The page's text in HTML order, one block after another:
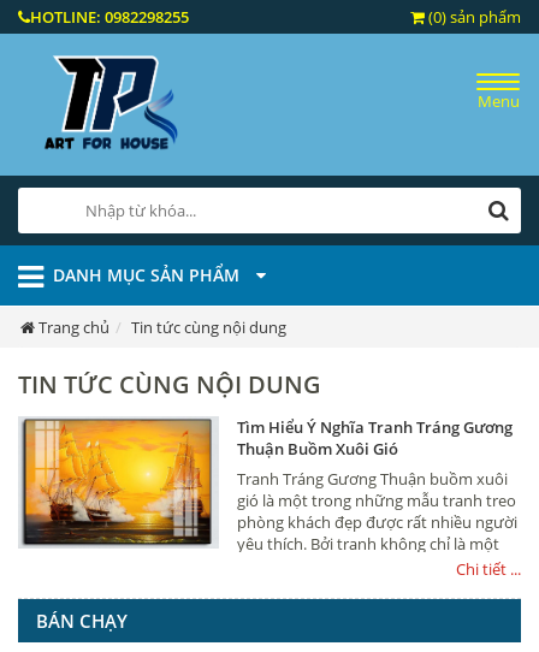
HOTLINE: 0982298255 (0) sản phẩm
Menu
DANH MỤC SẢN PHẨM
Trang chủ Tin tức cùng nội dung
TIN TỨC CÙNG NỘI DUNG
Tìm Hiểu Ý Nghĩa Tranh Tráng Gương
Thuận Buồm Xuôi Gió
Tranh Tráng Gương Thuận buồm xuôi
gió là một trong những mẫu tranh treo
phòng khách đẹp được rất nhiều người
yêu thích. Bởi tranh không chỉ là một
sản phẩm trang trí nội thất có tínhChi tiết ...
BÁN CHẠY